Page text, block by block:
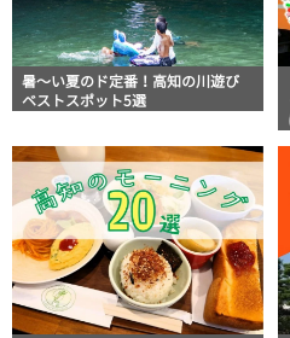
暑～い夏のド定番！高知の川遊び
ベストスポット5選